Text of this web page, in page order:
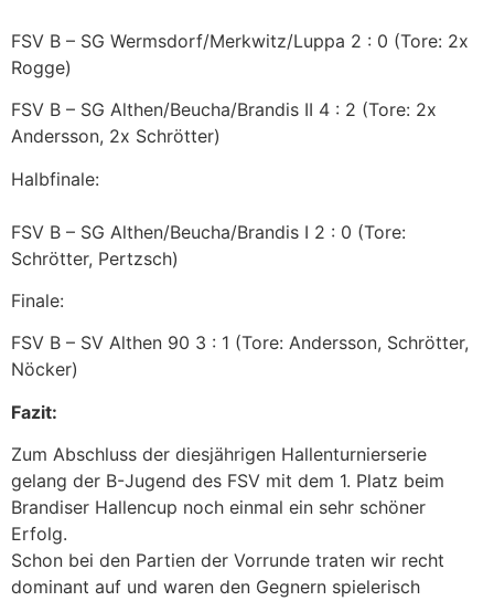
FSV B – SG Wermsdorf/Merkwitz/Luppa 2 : 0 (Tore: 2x
Rogge)
FSV B – SG Althen/Beucha/Brandis II 4 : 2 (Tore: 2x
Andersson, 2x Schrötter)
Halbfinale:
FSV B – SG Althen/Beucha/Brandis I 2 : 0 (Tore:
Schrötter, Pertzsch)
Finale:
FSV B – SV Althen 90 3 : 1 (Tore: Andersson, Schrötter,
Nöcker)
Fazit:
Zum Abschluss der diesjährigen Hallenturnierserie
gelang der B-Jugend des FSV mit dem 1. Platz beim
Brandiser Hallencup noch einmal ein sehr schöner
Erfolg.
Schon bei den Partien der Vorrunde traten wir recht
dominant auf und waren den Gegnern spielerisch